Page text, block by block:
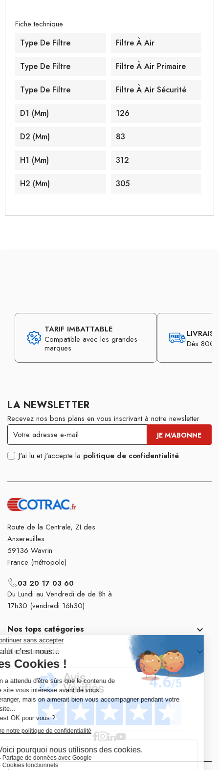
Fiche technique
Type De Filtre Filtre À Air
Type De Filtre Filtre À Air Primaire
Type De Filtre Filtre À Air Sécurité
D1 (mm) 126
D2 (mm) 83
H1 (mm) 312
H2 (mm) 305
TARIF IMBATTABLE
Compatible avec les grandes
marques
Dès 80€
LA NEWSLETTER
Recevez nos bons plans en vous inscrivant à notre newsletter
J'ai lu et j'accepte la politique de confidentialité.
Route de la Centrale, ZI des
Ansereuilles
59136 Wavrin
France (métropole)
03 20 17 03 60
Du Lundi au Vendredi de de 8h à
17h30 (vendredi 16h30)
Nos tops catégories 
Notre société 